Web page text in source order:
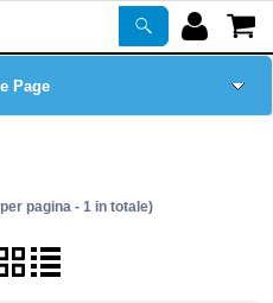
Page
pagina - 1 in totale)